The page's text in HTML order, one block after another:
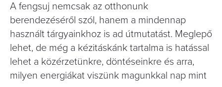
A fengsuj nemcsak az otthonunk
berendezéséről szól, hanem a mindennap
használt tárgyainkhoz is ad útmutatást. Meglepő
lehet, de még a kézitáskánk tartalma is hatással
lehet a közérzetünkre, döntéseinkre és arra,
milyen energiákat viszünk magunkkal nap mint